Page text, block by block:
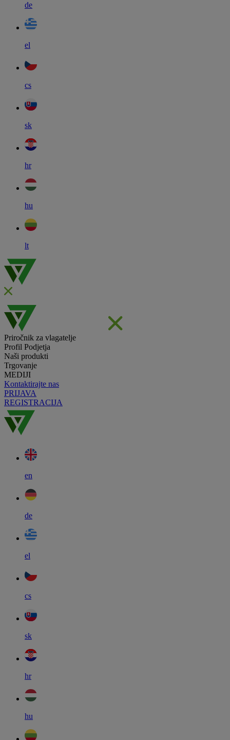
de
el
cs
sk
hr
hu
lt
Priročnik za vlagatelje
Profil Podjetja
Naši produkti
Trgovanje
MEDIJI
Kontaktirajte nas
PRIJAVA
REGISTRACIJA
en
de
el
cs
sk
hr
hu